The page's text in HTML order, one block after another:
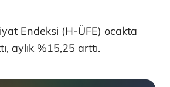
Endeksi (H-ÜFE) ocakta
aylık %15,25 arttı.